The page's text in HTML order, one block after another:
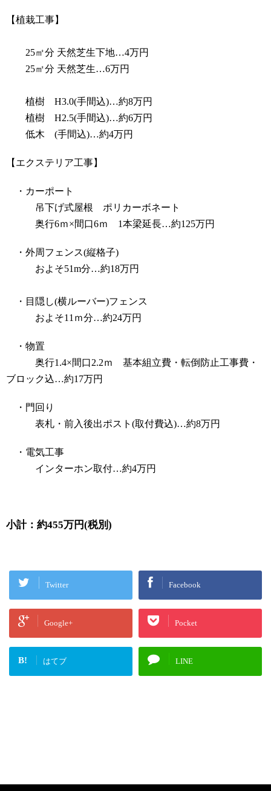
【植栽工事】
25㎡分 天然芝生下地…4万円
25㎡分 天然芝生…6万円
植樹 H3.0(手間込)…約8万円
植樹 H2.5(手間込)…約6万円
低木 (手間込)…約4万円
【エクステリア工事】
・カーポート
吊下げ式屋根 ポリカーボネート
奥行6ｍ×間口6ｍ 1本梁延長…約125万円
・外周フェンス(縦格子)
およそ51m分…約18万円
・目隠し(横ルーバー)フェンス
およそ11ｍ分…約24万円
・物置
奥行1.4×間口2.2ｍ 基本組立費・転倒防止工事費・
ブロック込…約17万円
・門回り
表札・前入後出ポスト(取付費込)…約8万円
・電気工事
インターホン取付…約4万円
小計：約455万円(税別)
Twitter Facebook
Google+ Pocket
B! はてブ LINE